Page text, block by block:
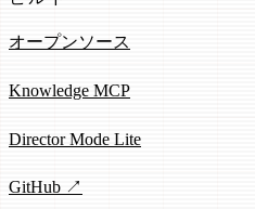
オープンソース
Knowledge MCP
Director Mode Lite
GitHub ↗